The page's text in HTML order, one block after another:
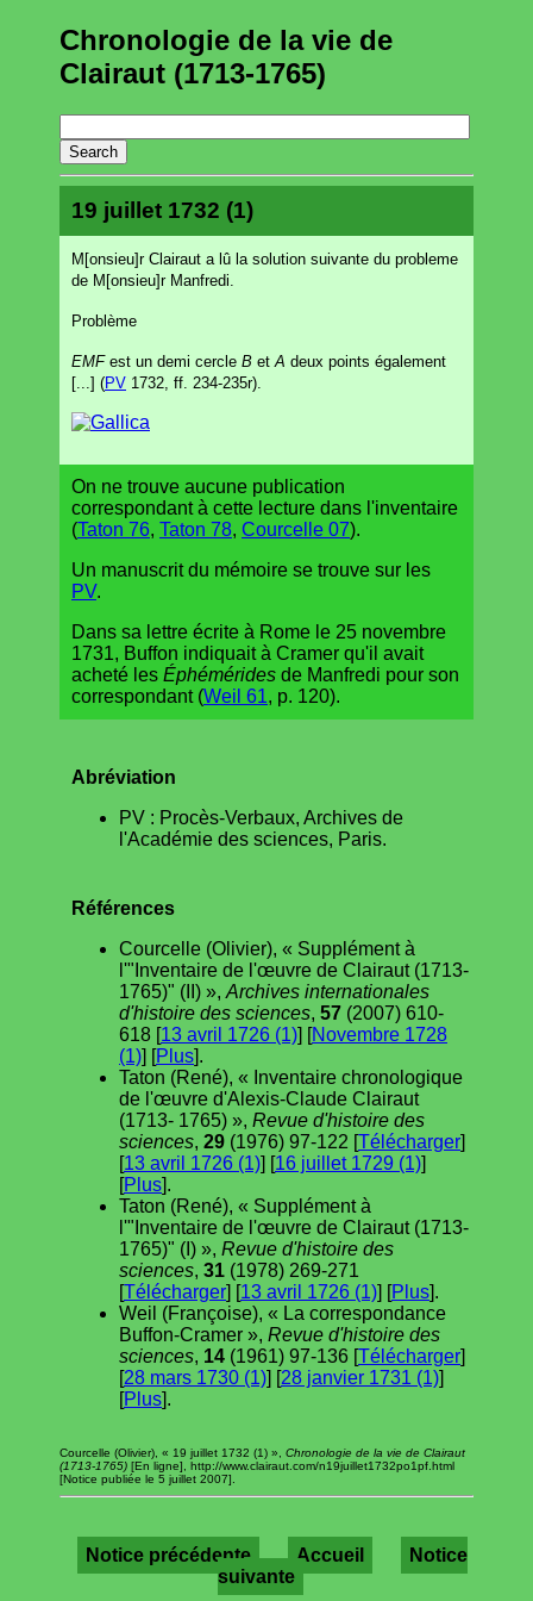
Chronologie de la vie de
Clairaut (1713-1765)
19 juillet 1732 (1)
M[onsieu]r Clairaut a lû la solution suivante du probleme
de M[onsieu]r Manfredi.
Problème
EMFest un demi cercle B et A deux points également
[...] (PV 1732, ff. 234-235r).
On ne trouve aucune publication
correspondant à cette lecture dans l'inventaire
(Taton 76, Taton 78, Courcelle 07).
Un manuscrit du mémoire se trouve sur les
PV.
Dans sa lettre écrite à Rome le 25 novembre
1731, Buffon indiquait à Cramer qu'il avait
acheté les Éphémérides de Manfredi pour son
correspondant (Weil 61, p. 120).
Abréviation
PV : Procès-Verbaux, Archives de
l'Académie des sciences, Paris.
Références
Courcelle (Olivier), « Supplément à
l'"Inventaire de l'œuvre de Clairaut (1713-
1765)" (II) », Archives internationales
d'histoire des sciences, 57 (2007) 610-
618 [13 avril 1726 (1)] [Novembre 1728
(1)] [Plus].
Taton (René), « Inventaire chronologique
de l'œuvre d'Alexis-Claude Clairaut
(1713- 1765) », Revue d'histoire des
sciences, 29 (1976) 97-122 [Télécharger]
[13 avril 1726 (1)] [16 juillet 1729 (1)]
[Plus].
Taton (René), « Supplément à
l'"Inventaire de l'œuvre de Clairaut (1713-
1765)" (I) », Revue d'histoire des
sciences, 31 (1978) 269-271
[Télécharger] [13 avril 1726 (1)] [Plus].
Weil (Françoise), « La correspondance
Buffon-Cramer », Revue d'histoire des
sciences, 14 (1961) 97-136 [Télécharger]
[28 mars 1730 (1)] [28 janvier 1731 (1)]
[Plus].
Courcelle (Olivier), « 19 juillet 1732 (1) », Chronologie de la vie de Clairaut
(1713-1765) [En ligne], http://www.clairaut.com/n19juillet1732po1pf.html
[Notice publiée le 5 juillet 2007].
Notice précédente Accueil
Notice
suivante